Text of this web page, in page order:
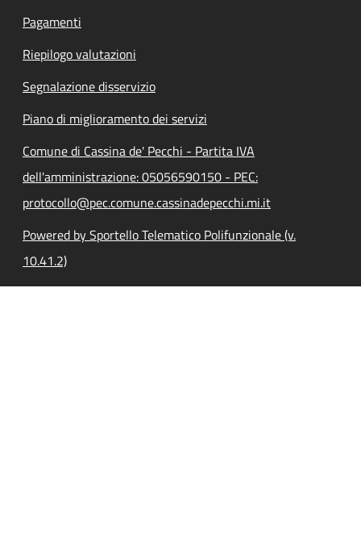
Pagamenti
Riepilogo valutazioni
Segnalazione disservizio
Piano di miglioramento dei servizi
Comune di Cassina de' Pecchi - Partita IVA
dell'amministrazione: 05056590150 - PEC:
protocollo@pec.comune.cassinadepecchi.mi.it
Powered by Sportello Telematico Polifunzionale (v.
10.41.2)